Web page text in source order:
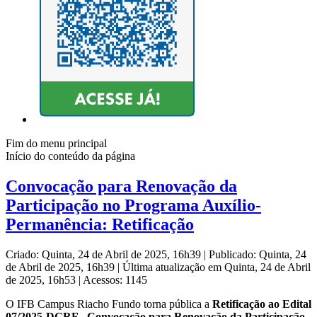
Fim do menu principal
Início do conteúdo da página
Convocação para Renovação da
Participação no Programa Auxílio-
Permanência: Retificação
Criado: Quinta, 24 de Abril de 2025, 16h39 | Publicado: Quinta, 24
de Abril de 2025, 16h39 | Última atualização em Quinta, 24 de Abril
de 2025, 16h53 | Acessos: 1145
O IFB Campus Riacho Fundo torna pública a Retificação ao Edital